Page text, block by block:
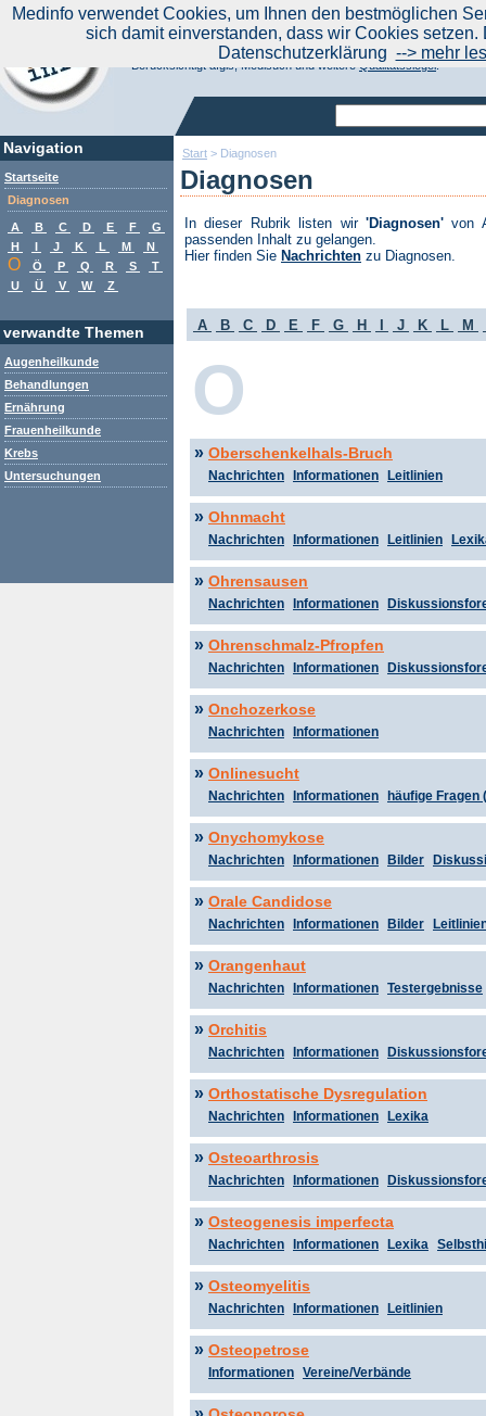
Start > Diagnosen
Diagnosen
In dieser Rubrik listen wir 'Diagnosen'von
passenden Inhalt zu gelangen.
Hier finden Sie Nachrichten zu Diagnosen.
A B C D E F G H I J K L M
O
» Oberschenkelhals-Bruch
Nachrichten Informationen Leitlinien
» Ohnmacht
Nachrichten Informationen Leitlinien
» Ohrensausen
Nachrichten Informationen
» Ohrenschmalz-Pfropfen
Nachrichten Informationen
» Onchozerkose
Nachrichten Informationen
» Onlinesucht
Nachrichten Informationen häufige Fragen
» Onychomykose
Nachrichten Informationen Bilder
» Orale Candidose
Nachrichten Informationen Bilder
» Orangenhaut
Nachrichten Informationen Testergebnisse
» Orchitis
Nachrichten Informationen
» Orthostatische Dysregulation
Nachrichten Informationen Lexika
» Osteoarthrosis
Nachrichten Informationen
» Osteogenesis imperfecta
Nachrichten Informationen Lexika
» Osteomyelitis
Nachrichten Informationen Leitlinien
» Osteopetrose
Informationen Vereine/Verbände
Navigation
Startseite
Diagnosen
A B C D E F
G
H
I J K L M N
O Ö P Q R S
T
U
Ü V W Z
verwandte Themen
Augenheilkunde
Behandlungen
Ernährung
Frauenheilkunde
Krebs
Untersuchungen
Aktuelle Nachrichten|
Suchen Sie noch oder Finden Sie schon?
Medinfo.de - Meta-Portal für Gesundheitsthemen
Berücksichtigt afgis, Medisuch und weitereQualitätssiegel.
Medinfo verwendet Cookies, um Ihnen den bestmöglichen
sich damit einverstanden, dass wir Cookies
Datenschutzerklärung --> mehr